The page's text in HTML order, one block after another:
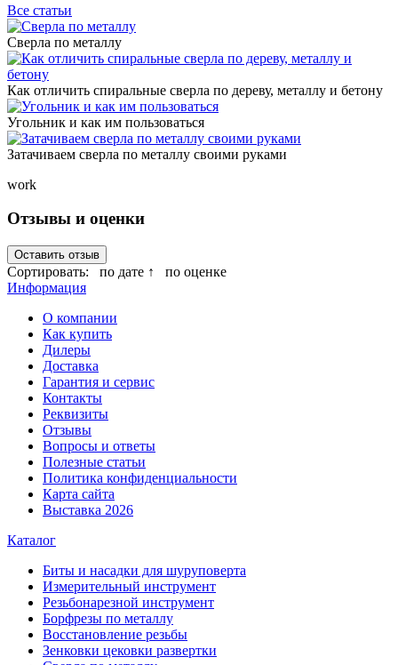
Все статьи
Сверла по металлу
Как отличить спиральные сверла по дереву, металлу и бетону
Угольник и как им пользоваться
Затачиваем сверла по металлу своими руками
work
Отзывы и оценки
Оставить отзыв
Сортировать: по дате ↑
по оценке
Информация
О компании
Как купить
Дилеры
Доставка
Гарантия и сервис
Контакты
Реквизиты
Отзывы
Вопросы и ответы
Полезные статьи
Политика конфиденциальности
Карта сайта
Выставка 2026
Каталог
Биты и насадки для шуруповерта
Измерительный инструмент
Резьбонарезной инструмент
Борфрезы по металлу
Восстановление резьбы
Зенковки цековки развертки